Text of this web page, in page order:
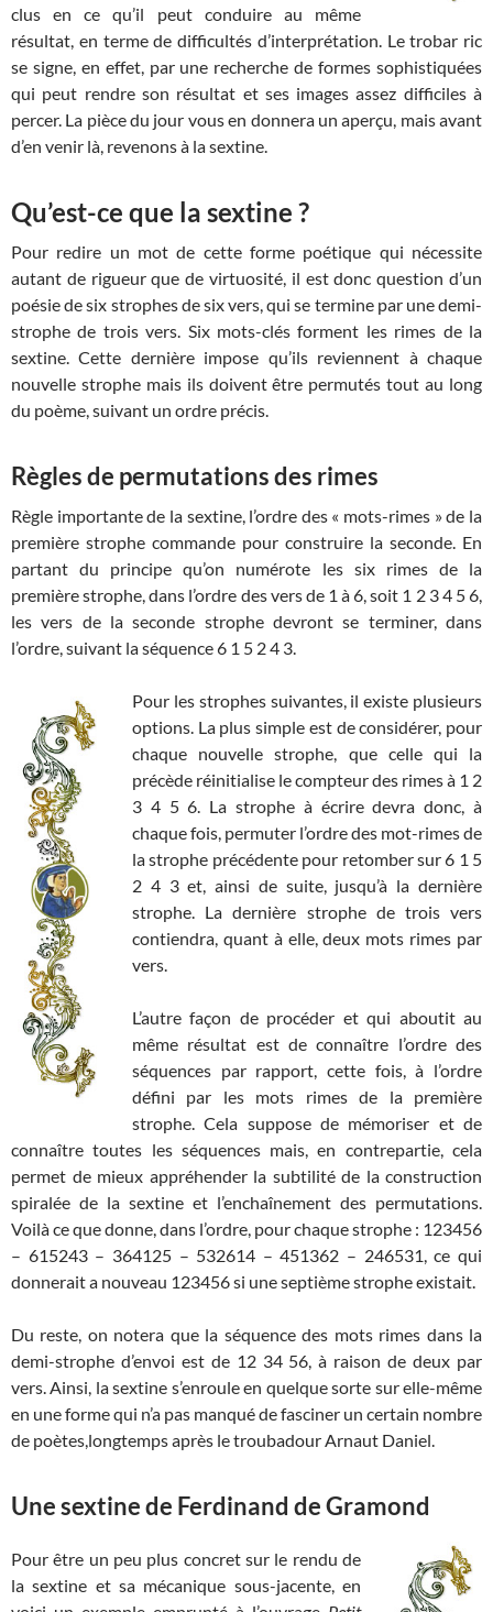
clus en ce qu’il peut conduire au même
résultat, en terme de difficultés d’interprétation. Le trobar ric
se signe, en effet, par une recherche de formes sophistiquées
qui peut rendre son résultat et ses images assez difficiles à
percer. La pièce du jour vous en donnera un aperçu, mais avant
d’en venir là, revenons à la sextine.
Qu’est-ce que la sextine ?
Pour redire un mot de cette forme poétique qui nécessite
autant de rigueur que de virtuosité, il est donc question d’un
poésie de six strophes de six vers, qui se termine par une demi-
strophe de trois vers. Six mots-clés forment les rimes de la
sextine. Cette dernière impose qu’ils reviennent à chaque
nouvelle strophe mais ils doivent être permutés tout au long
du poème, suivant un ordre précis.
Règles de permutations des rimes
Règle importante de la sextine, l’ordre des « mots-rimes » de la
première strophe commande pour construire la seconde. En
partant du principe qu’on numérote les six rimes de la
première strophe, dans l’ordre des vers de 1 à 6, soit 1 2 3 4 5 6,
les vers de la seconde strophe devront se terminer, dans
l’ordre, suivant la séquence 6 1 5 2 4 3.
Pour les strophes suivantes, il existe plusieurs
options. La plus simple est de considérer, pour
chaque nouvelle strophe, que celle qui la
précède réinitialise le compteur des rimes à 1 2
3 4 5 6. La strophe à écrire devra donc, à
chaque fois, permuter l’ordre des mot-rimes de
la strophe précédente pour retomber sur 6 1 5
2 4 3 et, ainsi de suite, jusqu’à la dernière
strophe. La dernière strophe de trois vers
contiendra, quant à elle, deux mots rimes par
vers.
L’autre façon de procéder et qui aboutit au
même résultat est de connaître l’ordre des
séquences par rapport, cette fois, à l’ordre
défini par les mots rimes de la première
strophe. Cela suppose de mémoriser et de
connaître toutes les séquences mais, en contrepartie, cela
permet de mieux appréhender la subtilité de la construction
spiralée de la sextine et l’enchaînement des permutations.
Voilà ce que donne, dans l’ordre, pour chaque strophe : 123456
– 615243 – 364125 – 532614 – 451362 – 246531, ce qui
donnerait a nouveau 123456 si une septième strophe existait.
Du reste, on notera que la séquence des mots rimes dans la
demi-strophe d’envoi est de 12 34 56, à raison de deux par
vers. Ainsi, la sextine s’enroule en quelque sorte sur elle-même
en une forme qui n’a pas manqué de fasciner un certain nombre
de poètes,longtemps après le troubadour Arnaut Daniel.
Une sextine de Ferdinand de Gramond
Pour être un peu plus concret sur le rendu de
la sextine et sa mécanique sous-jacente, en